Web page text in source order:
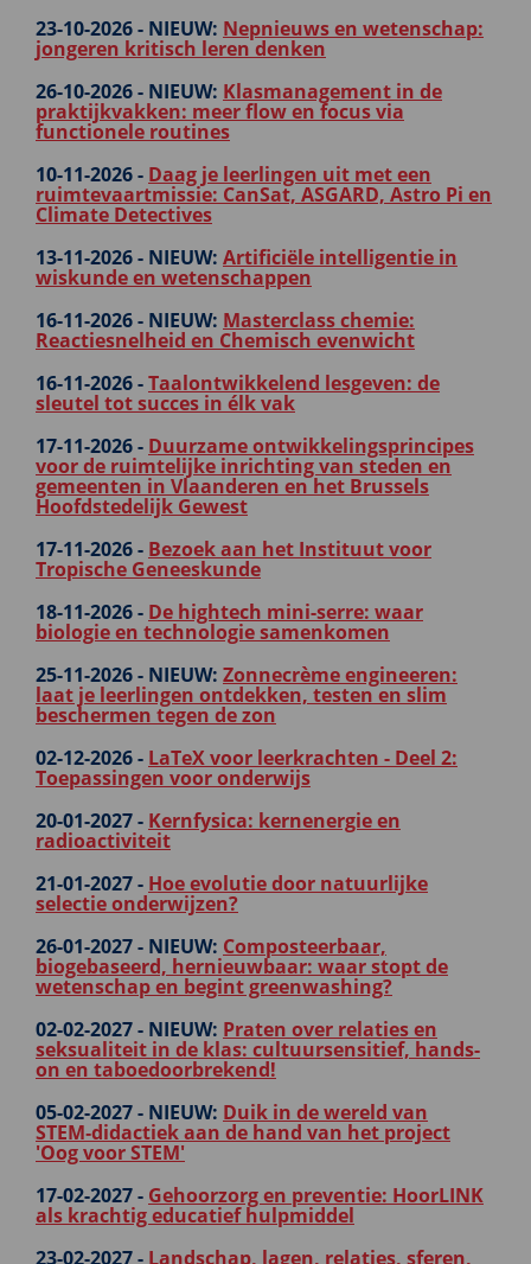
23-10-2026 - NIEUW: Nepnieuws en wetenschap:
jongeren kritisch leren denken
26-10-2026 - NIEUW: Klasmanagement in de
praktijkvakken: meer flow en focus via
functionele routines
10-11-2026 - Daag je leerlingen uit met een
ruimtevaartmissie: CanSat, ASGARD, Astro Pi en
Climate Detectives
13-11-2026 - NIEUW: Artificiële intelligentie in
wiskunde en wetenschappen
16-11-2026 - NIEUW: Masterclass chemie:
Reactiesnelheid en Chemisch evenwicht
16-11-2026 -Taalontwikkelend lesgeven: de
sleutel tot succes in élk vak
17-11-2026 - Duurzame ontwikkelingsprincipes
voor de ruimtelijke inrichting van steden en
gemeenten in Vlaanderen en het Brussels
Hoofdstedelijk Gewest
17-11-2026 - Bezoek aan het Instituut voor
Tropische Geneeskunde
18-11-2026 - De hightech mini-serre: waar
biologie en technologie samenkomen
25-11-2026 - NIEUW: Zonnecrème engineeren:
laat je leerlingen ontdekken, testen en slim
beschermen tegen de zon
02-12-2026 - LaTeX voor leerkrachten - Deel 2:
Toepassingen voor onderwijs
20-01-2027 - Kernfysica: kernenergie en
radioactiviteit
21-01-2027 - Hoe evolutie door natuurlijke
selectie onderwijzen?
26-01-2027 - NIEUW: Composteerbaar,
biogebaseerd, hernieuwbaar: waar stopt de
wetenschap en begint greenwashing?
02-02-2027 - NIEUW: Praten over relaties en
seksualiteit in de klas: cultuursensitief, hands-
on en taboedoorbrekend!
05-02-2027 - NIEUW: Duik in de wereld van
STEM‑didactiek aan de hand van het project
'Oog voor STEM'
17-02-2027 - Gehoorzorg en preventie: HoorLINK
als krachtig educatief hulpmiddel
23-02-2027 - Landschap, lagen, relaties, sferen,